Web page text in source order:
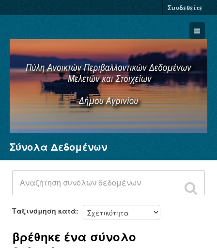
Συνδεθείτε
Σύνολα Δεδομένων
Φορείς
Ομάδες
Σχετικά
Σύνολα Δεδομένων
Ταξινόμηση κατά
βρέθηκε ένα σύνολο